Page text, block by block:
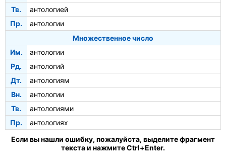
Тв.
антологией
Пр.
антологии
Множественное число
Им.
антологии
Рд.
антологий
Дт.
антологиям
Вн.
антологии
Тв.
антологиями
Пр.
антологиях
Если вы нашли ошибку, пожалуйста, выделите фрагмент
текста и нажмите Ctrl+Enter.